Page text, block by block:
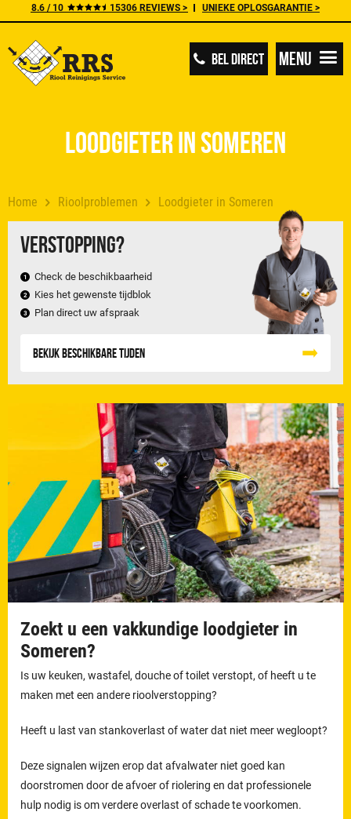
8.6 / 10 15306 REVIEWS > UNIEKE OPLOSGARANTIE >
BEL DIRECT Menu
Home Rioolproblemen Loodgieter in Someren
Verstopping?
Check de beschikbaarheid
Kies het gewenste tijdblok
Plan direct uw afspraak
Bekijk beschikbare tijden
Loodgieter in Someren
Zoekt u een vakkundige loodgieter in
Someren?
Is uw keuken, wastafel, douche of toilet verstopt, of heeft u te
maken met een andere rioolverstopping?
Heeft u last van stankoverlast of water dat niet meer wegloopt?
Deze signalen wijzen erop dat afvalwater niet goed kan
doorstromen door de afvoer of riolering en dat professionele
hulp nodig is om verdere overlast of schade te voorkomen.